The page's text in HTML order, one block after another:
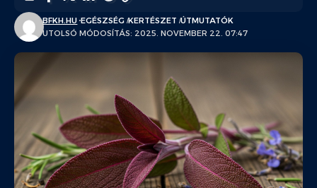
UTOLSÓ MÓDOSÍTÁS: 2025. NOVEMBER 22. 07:47
BFKH.HU EGÉSZSÉG KERTÉSZET ÚTMUTATÓK